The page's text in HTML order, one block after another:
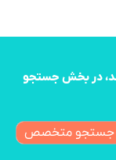
در بخش جستجو
جستجو متخصص